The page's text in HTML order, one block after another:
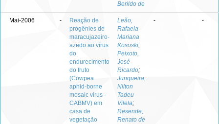
Berildo de
Mai-2006 -
Reação de
progênies de
maracujazeiro-
azedo ao vírus
do
endurecimento
do fruto
(Cowpea
aphid-borne
mosaic virus -
CABMV) em
casa de
vegetação
Leão,
Rafaela
Mariana
Kososki;
Peixoto,
José
Ricardo;
Junqueira,
Nilton
Tadeu
Vilela;
Resende,
Renato de
- -